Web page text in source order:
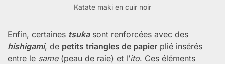
Katate maki en cuir noir
Enfin, certaines tsukasont renforcées avec des
hishigami, de petits triangles de papier plié insérés
entre le same(peau de raie) et l’ito. Ces éléments